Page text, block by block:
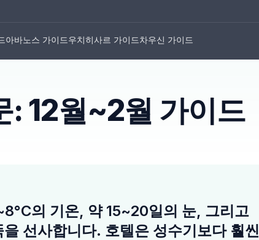
아바노스 가이드우치히사르 가이드차우신 가이드
: 12월~2월 가이드
의 기온, 약 15~20일의 눈, 그리고
선사합니다. 호텔은 성수기보다 훨씬